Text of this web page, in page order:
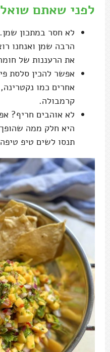
לפני שאתם
לא חסר במתכון
הרבה שמן ואנחנו
את הרעננות של
אפשר להכין סלסת
אחרים כמו
קרמבולה.
לא אוהבים חריף?
היא חלק ממה
תנסו לשים טיפ